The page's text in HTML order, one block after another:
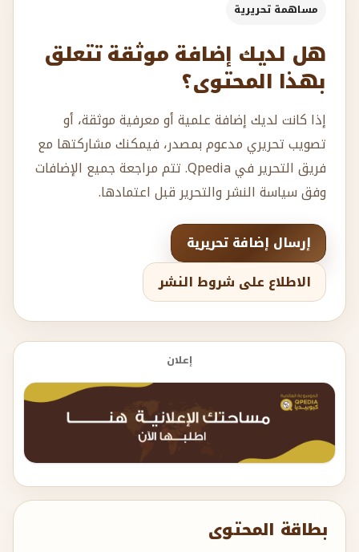
بطاقة المحتوى
مساهمة تحريرية
هل لديك إضافة موثقة تتعلق
بهذا المحتوى؟
إذا كانت لديك إضافة علمية أو معرفية موثقة، أو
تصويب تحريري مدعوم بمصدر، فيمكنك مشاركتها مع
فريق التحرير في Qpedia. تتم مراجعة جميع الإضافات
وفق سياسة النشر والتحرير قبل اعتمادها.
إرسال إضافة تحريرية
الاطلاع على شروط النشر
إعلان